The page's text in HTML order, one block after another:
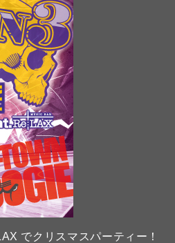
でクリスマスパーティー！